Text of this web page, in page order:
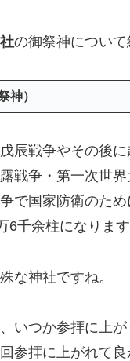
の御祭神について
神）
辰戦争やその後
戦争・第一次世
で国家防衛のた
6千余柱になります
な神社ですね。
いつか参拝に上
参拝に上がれて良